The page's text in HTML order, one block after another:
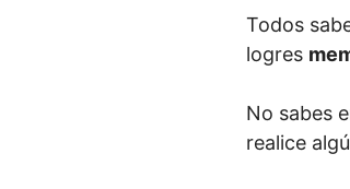
Todos
logres
No sabes
realice